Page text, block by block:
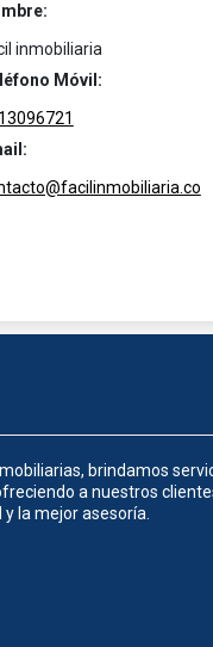
inmobiliaria
Móvil:
brindamos
a nuestros
la mejor asesoría.